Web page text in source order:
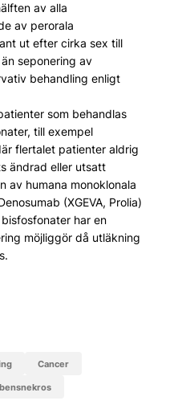
av alla
av perorala
ut efter cirka sex till
seponering av
behandling enligt
som behandlas
till exempel
flertalet patienter aldrig
ändrad eller utsatt
av humana monoklonala
(XGEVA, Prolia)
har en
möjliggör då utläkning
cancer